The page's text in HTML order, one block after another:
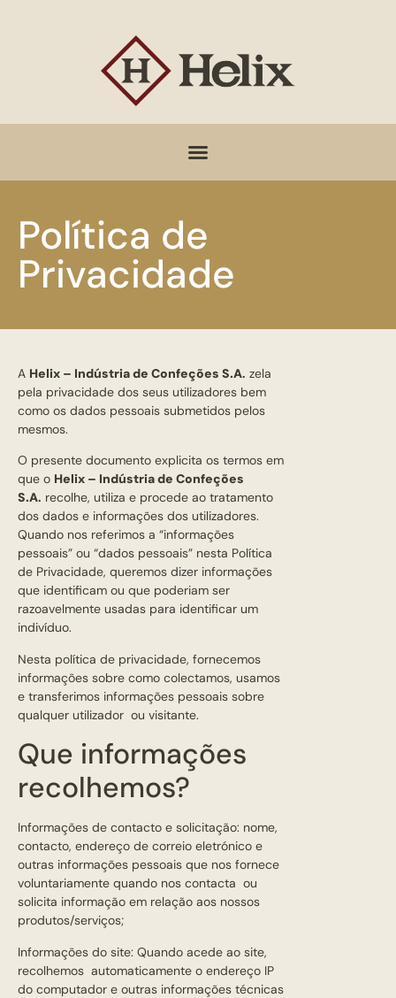
Política de
Privacidade
A Helix – Indústria de Confeções S.A. zela
pela privacidade dos seus utilizadores bem
como os dados pessoais submetidos pelos
mesmos.
O presente documento explicita os termos em
que o Helix – Indústria de Confeções
S.A. recolhe, utiliza e procede ao tratamento
dos dados e informações dos utilizadores.
Quando nos referimos a “informações
pessoais” ou “dados pessoais” nesta Política
de Privacidade, queremos dizer informações
que identificam ou que poderiam ser
razoavelmente usadas para identificar um
indivíduo.
Nesta política de privacidade, fornecemos
informações sobre como colectamos, usamos
e transferimos informações pessoais sobre
qualquer utilizador ou visitante.
Que informações
recolhemos?
Informações de contacto e solicitação: nome,
contacto, endereço de correio eletrónico e
outras informações pessoais que nos fornece
voluntariamente quando nos contacta ou
solicita informação em relação aos nossos
produtos/serviços;
Informações do site: Quando acede ao site,
recolhemos automaticamente o endereço IP
do computador e outras informações técnicas